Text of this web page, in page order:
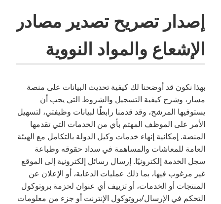
إصدار تصريح تصدير مصادر
الإشعاع والمواد النووية
بهذا نكون قد أوضحنا لك كيفية تحديث البيانات على منصة
مسار، وشرح كيفية التسجيل والشروط التي يجب أن
يستوفيها المرشح، وقد قدمنا ​​رابطًا لبيانات وظيفتي، لتسهيل
الأمر على الموظف المهتم بأي من الخدمات التي تقدمها
المنصة. إمكانية إنهاء خدمات وكيل الدولة بالتكامل مع الهيئة
العامة للمعاشات والمساهمة في سداد حقوقه وطباعة
سجل الخدمة إلكترونيًا. إرسال رسائل إلكترونية إلى الموقع
غير مرغوب فيها، بما ذلك عمليات الدعاية، أو الإعلان عن
المنتجات أو الخدمات، أو تزييف أي عنوان لحزمة بروتوكول
التحكم في الإرسال/بروتوكول الإنترنت أو جزء من معلومات